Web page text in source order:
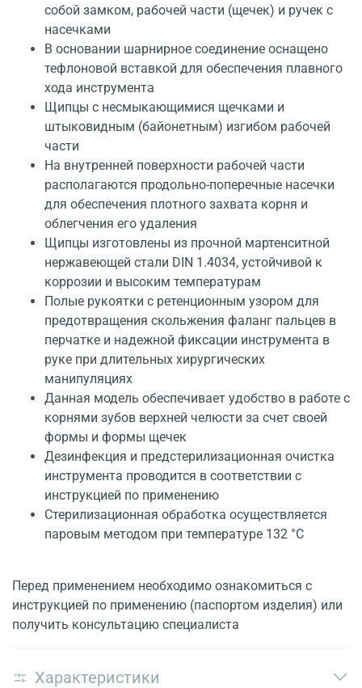
собой замком, рабочей части (щечек) и ручек с
насечками
В основании шарнирное соединение оснащено
тефлоновой вставкой для обеспечения плавного
хода инструмента
Щипцы с несмыкающимися щечками и
штыковидным (байонетным) изгибом рабочей
части
На внутренней поверхности рабочей части
располагаются продольно-поперечные насечки
для обеспечения плотного захвата корня и
облегчения его удаления
Щипцы изготовлены из прочной мартенситной
нержавеющей стали DIN 1.4034, устойчивой к
коррозии и высоким температурам
Полые рукоятки с ретенционным узором для
предотвращения скольжения фаланг пальцев в
перчатке и надежной фиксации инструмента в
руке при длительных хирургических
манипуляциях
Данная модель обеспечивает удобство в работе с
корнями зубов верхней челюсти за счет своей
формы и формы щечек
Дезинфекция и предстерилизационная очистка
инструмента проводится в соответствии с
инструкцией по применению
Стерилизационная обработка осуществляется
паровым методом при температуре 132 °С
Перед применением необходимо ознакомиться с
инструкцией по применению (паспортом изделия) или
получить консультацию специалиста
Характеристики